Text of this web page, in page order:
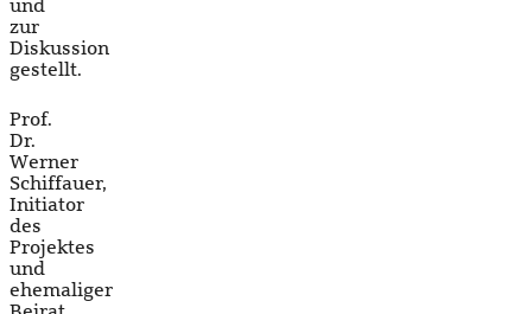
und
zur
Diskussion
gestellt.
Prof.
Dr.
Werner
Schiffauer,
Initiator
des
Projektes
und
ehemaliger